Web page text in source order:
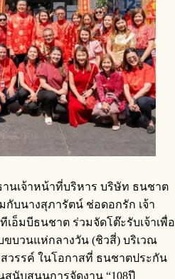
นเจ้าหน้าที่บริหาร บริษัท ธนชาต
บนางสุภารัตน์ ช่อดอกรัก เจ้า
อ็มบีธนชาต ร่วมจัดโต๊ะรับเจ้าเพื่อ
บวนแห่กลางวัน (ชิวสี่) บริเวณ
วรรค์ ในโอกาสที่ ธนชาตประกัน
นับสนุนการจัดงาน “108ปี